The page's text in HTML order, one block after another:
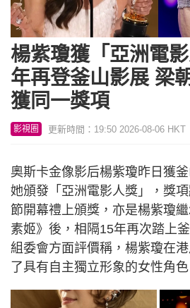
楊紫瓊獲「亞洲電
年再登釜山影展 梁
獲同一獎項
影視圈 更新時間：19:50 2026-08-06 HKT
奧斯卡金像影后楊紫瓊昨日獲
她頒發「亞洲電影人獎」，獎
節開幕禮上頒獎，亦是楊紫瓊
素姬》後，相隔15年再次踏上
組委會方面評價稱，楊紫瓊在
了具有自主獨立形象的女性角色